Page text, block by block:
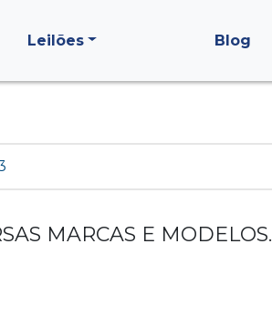
Leilões Blog
MARCAS E MODELOS.